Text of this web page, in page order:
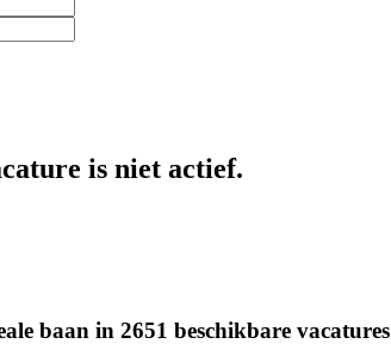
is niet actief.
baan in 2651 beschikbare vacatures